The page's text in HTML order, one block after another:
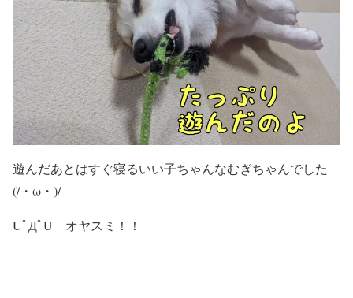
遊んだあとはすぐ寝るいい子ちゃんなむぎちゃんでした
(/・ω・)/
UﾟДﾟU オヤスミ！！